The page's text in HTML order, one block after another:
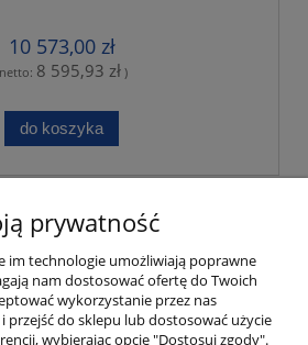
10 573,00 zł
8 595,93 zł )
do koszyka
Moje konto
i dostawa
prywatność
im technologie umożliwiają poprawne
nam dostosować ofertę do Twoich
wykorzystanie przez nas
przejść do sklepu lub dostosować użycie
wybierając opcję "Dostosuj zgody".